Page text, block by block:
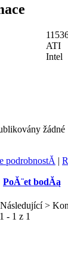
ATI
Intel
žádné
podrobnostĂ­ |
PoĂ¨et bodĂą
Následující >
- 1 z 1